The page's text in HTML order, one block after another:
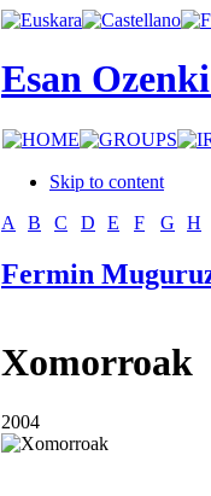
Esan
Skip to content
A
B C D E F G H
Fermin
Xomorroak
2004